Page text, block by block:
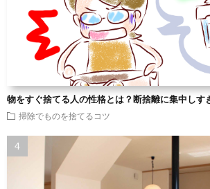
物をすぐ捨てる人の性格とは？断捨離に集中しす
掃除でものを捨てるコツ